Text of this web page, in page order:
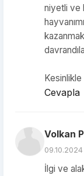
niyetli ve
Cevapla
Volkan
09.10.2024
İlgi ve